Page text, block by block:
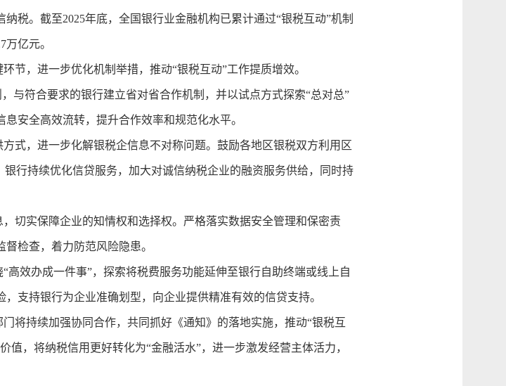
税。截至2025年底，全国银行业金融机构已累计通过“银税互动”机制
亿元。
，进一步优化机制举措，推动“银税互动”工作提质增效。
与符合要求的银行建立省对省合作机制，并以试点方式探索“总对总”
安全高效流转，提升合作效率和规范化水平。
式，进一步化解银税企信息不对称问题。鼓励各地区银税双方利用区
行持续优化信贷服务，加大对诚信纳税企业的融资服务供给，同时持
切实保障企业的知情权和选择权。严格落实数据安全管理和保密责
检查，着力防范风险隐患。
高效办成一件事”，探索将税费服务功能延伸至银行自助终端或线上自
支持银行为企业准确划型，向企业提供精准有效的信贷支持。
持续加强协同合作，共同抓好《通知》的落地实施，推动“银税互
，将纳税信用更好转化为“金融活水”，进一步激发经营主体活力，